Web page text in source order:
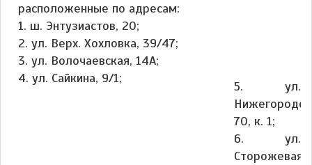
расположенные по адресам:
1. ш. Энтузиастов, 20;
2. ул. Верх. Хохловка, 39/47;
3. ул. Волочаевская, 14А;
4. ул. Сайкина, 9/1;
5. ул.
70, к. 1;
6. ул.
Сторожевая,